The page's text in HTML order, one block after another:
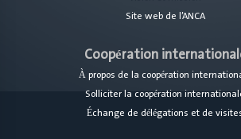
Alexandrie
Site web de l’ANCA
Coopération
À propos de la coopération
Solliciter la coopération
Échange de délégations et de